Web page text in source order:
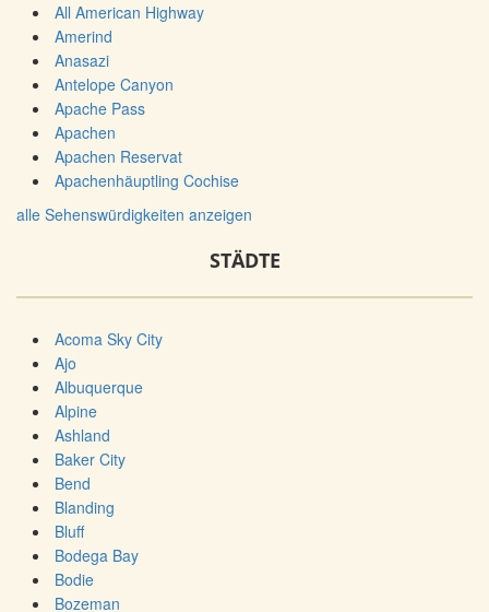
All American Highway
Amerind
Anasazi
Antelope Canyon
Apache Pass
Apachen
Apachen Reservat
Apachenhäuptling Cochise
alle Sehenswürdigkeiten anzeigen
STÄDTE
Acoma Sky City
Ajo
Albuquerque
Alpine
Ashland
Baker City
Bend
Blanding
Bluff
Bodega Bay
Bodie
Bozeman